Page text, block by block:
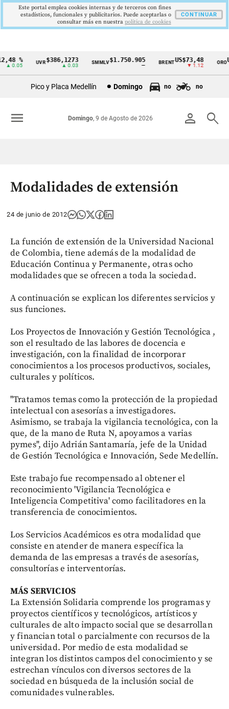
Cintillo
Colombia
%
0.05
UVR$386,1273
▲ 0.03
SMMLV$1.750.905 BRENTUS$73,48
▼ 1.12
ORO
Pico y Placa Medellín Domingo no no
person search
Domingo, 9 de Agosto de 2026
menu
Modalidades de extensión
24 de junio de 2012
La función de extensión de la Universidad Nacional
de Colombia, tiene además de la modalidad de
Educación Continua y Permanente, otras ocho
modalidades que se ofrecen a toda la sociedad.
A continuación se explican los diferentes servicios y
sus funciones.
Los Proyectos de Innovación y Gestión Tecnológica ,
son el resultado de las labores de docencia e
investigación, con la finalidad de incorporar
conocimientos a los procesos productivos, sociales,
culturales y políticos.
"Tratamos temas como la protección de la propiedad
intelectual con asesorías a investigadores.
Asimismo, se trabaja la vigilancia tecnológica, con la
que, de la mano de Ruta N, apoyamos a varias
pymes", dijo Adrián Santamaría, jefe de la Unidad
de Gestión Tecnológica e Innovación, Sede Medellín.
Este trabajo fue recompensado al obtener el
reconocimiento 'Vigilancia Tecnológica e
Inteligencia Competitiva' como facilitadores en la
transferencia de conocimientos.
Los Servicios Académicos es otra modalidad que
consiste en atender de manera específica la
demanda de las empresas a través de asesorías,
consultorías e interventorías.
MÁS SERVICIOS
La Extensión Solidaria comprende los programas y
proyectos científicos y tecnológicos, artísticos y
culturales de alto impacto social que se desarrollan
y financian total o parcialmente con recursos de la
universidad. Por medio de esta modalidad se
integran los distintos campos del conocimiento y se
estrechan vínculos con diversos sectores de la
sociedad en búsqueda de la inclusión social de
comunidades vulnerables.
Este portal emplea cookies internas y de terceros con fines
estadísticos, funcionales y publicitarios. Puede aceptarlas o
consultar más en nuestra politica de cookies
CONTINUAR